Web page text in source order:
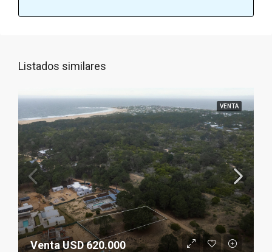
Listados similares
VENTA
Venta USD 620.000